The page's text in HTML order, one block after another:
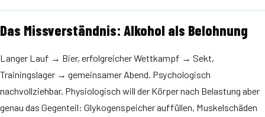
Das Missverständnis: Alkohol als Belohnung
Langer Lauf → Bier, erfolgreicher Wettkampf → Sekt,
Trainingslager → gemeinsamer Abend. Psychologisch
nachvollziehbar. Physiologisch will der Körper nach Belastung aber
genau das Gegenteil: Glykogenspeicher auffüllen, Muskelschäden